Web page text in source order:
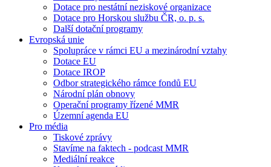
Dotace pro nestátní neziskové organizace
Dotace pro Horskou službu ČR, o. p. s.
Další dotační programy
Evropská unie
Spolupráce v rámci EU a mezinárodní vztahy
Dotace EU
Dotace IROP
Odbor strategického rámce fondů EU
Národní plán obnovy
Operační programy řízené MMR
Územní agenda EU
Pro média
Tiskové zprávy
Stavíme na faktech - podcast MMR
Mediální reakce